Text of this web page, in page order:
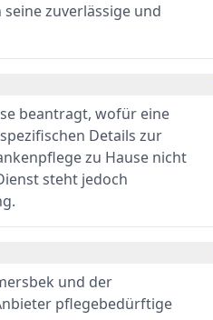
zuverlässige und
beantragt, wofür eine
Details zur
zu Hause nicht
steht jedoch
und der
pflegebedürftige